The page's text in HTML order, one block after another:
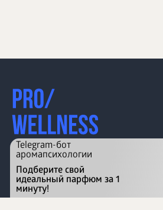
Перейти на сайт
Telegram-бот
аромапсихологии
Подберите свой
идеальный парфюм за 1
минуту!